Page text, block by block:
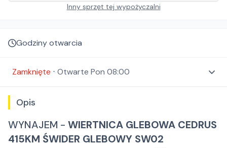
Inny sprzęt tej wypożyczalni
Godziny otwarcia
Zamknięte ⋅ Otwarte Pon 08:00
Opis
WYNAJEM - WIERTNICA GLEBOWA CEDRUS
415KM ŚWIDER GLEBOWY SW02